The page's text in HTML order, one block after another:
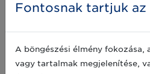
kifogástalan minőségű és
elkerülve komoly
megbetegedéseket,
Fontosnak tartjuk
A böngészési élmény
vagy tartalmak megjelenítése,